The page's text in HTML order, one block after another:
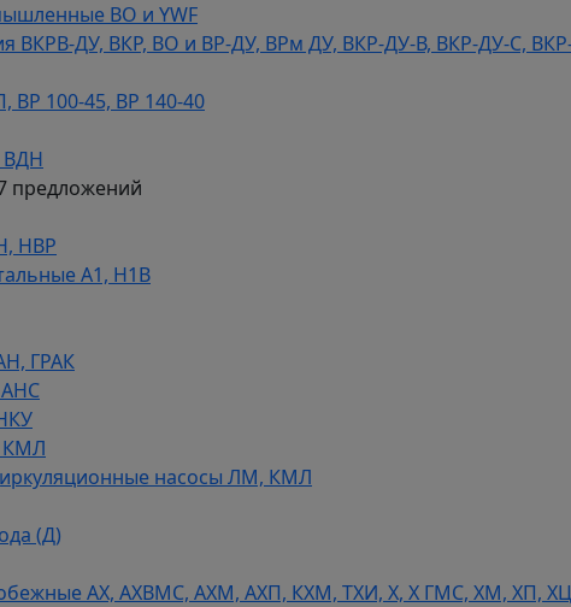
ВО и YWF
ВКРВ-ДУ, ВКР, ВО и ВР-ДУ, ВРм ДУ, ВКР-ДУ-В, ВКР-ДУ-С,
100-45, ВР 140-40
ВДН
предложений
НВР
А1, Н1В
ГРАК
КМЛ
насосы ЛМ, КМЛ
(Д)
АХ, АХВМС, АХМ, АХП, КХМ, ТХИ, Х, Х ГМС, ХМ, ХП,